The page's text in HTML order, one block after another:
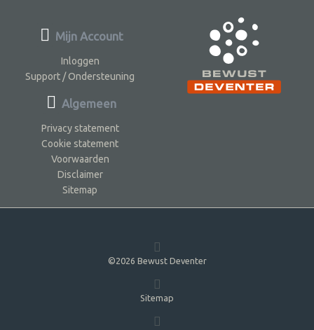
Mijn Account
Inloggen
Support / Ondersteuning
Algemeen
Privacy statement
Cookie statement
Voorwaarden
Disclaimer
Sitemap
©2026 Bewust Deventer
Sitemap